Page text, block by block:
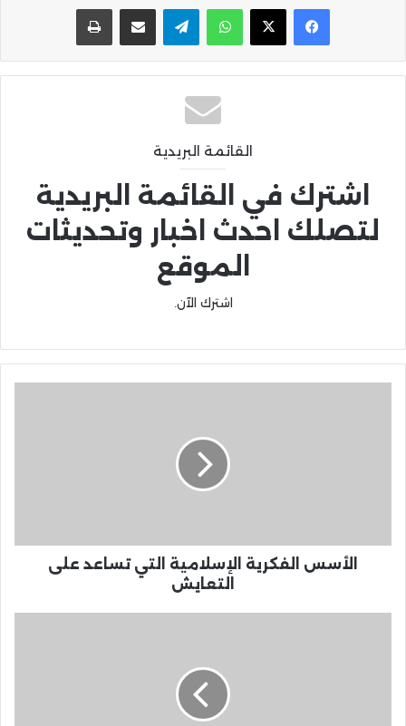
واتساب تيلقرام مشاركة عبر البريد
القائمة البريدية
اشترك في القائمة البريدية
لتصلك احدث اخبار وتحديثات
الموقع
اشترك الآن.
الأسس الفكرية الإسلامية التي تساعد على
التعايش